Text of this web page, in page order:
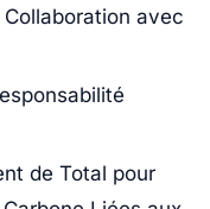
avec
de Total pour